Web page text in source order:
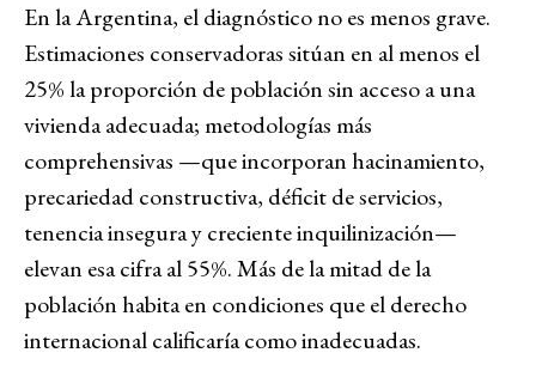
En la Argentina, el diagnóstico no es menos grave.
Estimaciones conservadoras sitúan en al menos el
25% la proporción de población sin acceso a una
vivienda adecuada; metodologías más
comprehensivas —que incorporan hacinamiento,
precariedad constructiva, déficit de servicios,
tenencia insegura y creciente inquilinización—
elevan esa cifra al 55%. Más de la mitad de la
población habita en condiciones que el derecho
internacional calificaría como inadecuadas.